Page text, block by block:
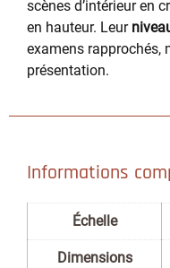
scènes d’intérieur en
en hauteur. Leur
examens rapprochés,
présentation.
Informations
Échelle
Dimensions